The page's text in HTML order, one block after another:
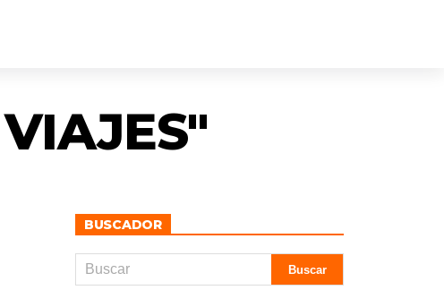
BUSCADOR